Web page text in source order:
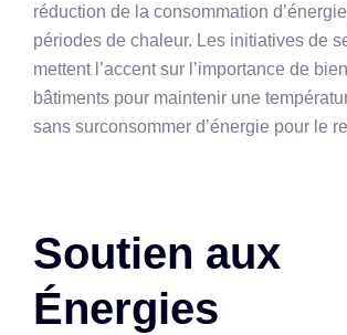
réduction de la consommation
périodes de chaleur. Les initiatives de
mettent l’accent sur l’importance de
bâtiments pour maintenir une
sans surconsommer d’énergie pour le
Soutien aux
Énergies